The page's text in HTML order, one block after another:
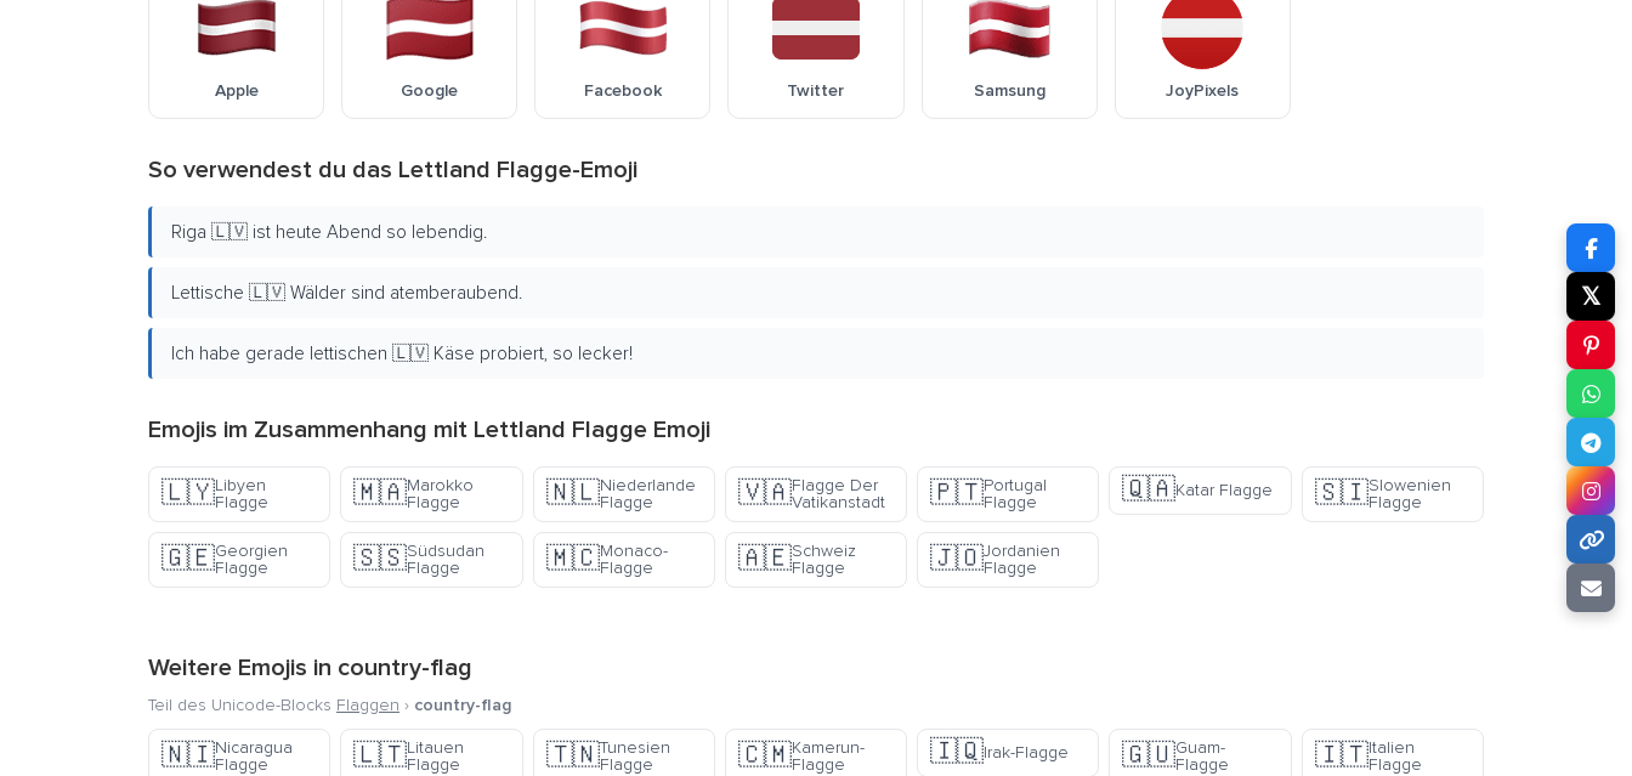
Apple Google Facebook Twitter Samsung JoyPixels
So verwendest du das Lettland Flagge-Emoji
Riga 🇱🇻 ist heute Abend so lebendig.
Lettische 🇱🇻 Wälder sind atemberaubend.
Ich habe gerade lettischen 🇱🇻 Käse probiert, so lecker!
Emojis im Zusammenhang mit Lettland Flagge Emoji
🇱🇾Libyen
Flagge
🇲🇦Marokko
Flagge
🇳🇱Niederlande
Flagge
🇻🇦Flagge Der
Vatikanstadt
🇵🇹Portugal
Flagge
🇶🇦Katar Flagge 🇸🇮Slowenien
Flagge
🇬🇪Georgien
Flagge
🇸🇸Südsudan
Flagge
🇲🇨Monaco-
Flagge
🇦🇪Schweiz
Flagge
🇯🇴Jordanien
Flagge
Weitere Emojis in country-flag
Teil des Unicode-Blocks Flaggen › country-flag
🇳🇮Nicaragua
Flagge
🇱🇹Litauen
Flagge
🇹🇳Tunesien
Flagge
🇨🇲Kamerun-
Flagge
🇮🇶Irak-Flagge 🇬🇺Guam-
Flagge
🇮🇹Italien
Flagge
𝕏